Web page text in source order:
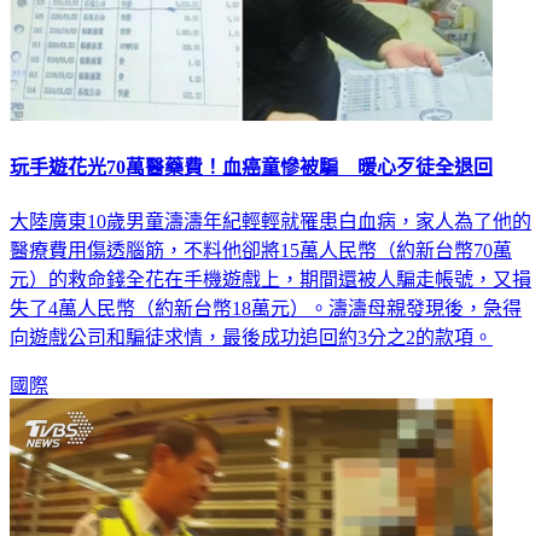
玩手遊花光70萬醫藥費！血癌童慘被騙 暖心歹徒全退回
大陸廣東10歲男童濤濤年紀輕輕就罹患白血病，家人為了他的
醫療費用傷透腦筋，不料他卻將15萬人民幣（約新台幣70萬
元）的救命錢全花在手機遊戲上，期間還被人騙走帳號，又損
失了4萬人民幣（約新台幣18萬元）。濤濤母親發現後，急得
向遊戲公司和騙徒求情，最後成功追回約3分之2的款項。
國際